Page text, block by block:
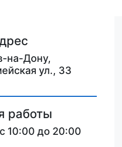
на-Дону,
ул., 33
работы
10:00 до 20:00